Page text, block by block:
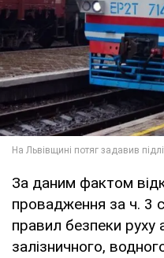
За даним фактом
провадження за ч. 3
правил безпеки руху
залізничного,